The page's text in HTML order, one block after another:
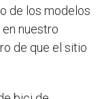
de los modelos
nuestro
de que el sitio